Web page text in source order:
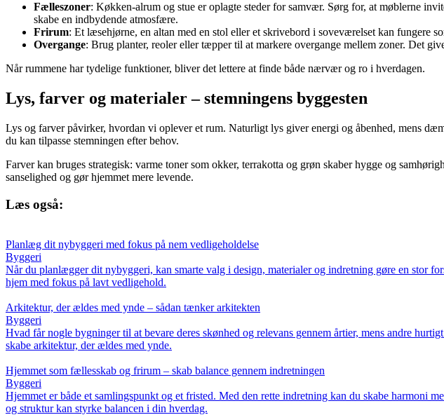
Fælleszoner: Køkken-alrum og stue er oplagte steder for samvær. Sørg for, at møblerne
skabe en indbydende atmosfære.
Frirum: Et læsehjørne, en altan med en stol eller et skrivebord i soveværelset kan fungere
Overgange: Brug planter, reoler eller tæpper til at markere overgange mellem zoner. Det
Når rummene har tydelige funktioner, bliver det lettere at finde både nærvær og ro i hverdagen.
Lys, farver og materialer – stemningens byggesten
Lys og farver påvirker, hvordan vi oplever et rum. Naturligt lys giver energi og åbenhed, mens
du kan tilpasse stemningen efter behov.
Farver kan bruges strategisk: varme toner som okker, terrakotta og grøn skaber hygge og
sanselighed og gør hjemmet mere levende.
Læs også:
Planlæg dit nybyggeri med fokus på nem vedligeholdelse
Byggeri
Når du planlægger dit nybyggeri, kan smarte valg i design, materialer og indretning gøre en stor
hjem med fokus på lavt vedligehold.
Arkitektur, der ældes med ynde – sådan tænker arkitekten
Byggeri
Hvad får nogle bygninger til at bevare deres skønhed og relevans gennem årtier, mens andre
skabe arkitektur, der ældes med ynde.
Hjemmet som fællesskab og frirum – skab balance gennem indretningen
Byggeri
Hjemmet er både et samlingspunkt og et fristed. Med den rette indretning kan du skabe harmoni
og struktur kan styrke balancen i din hverdag.